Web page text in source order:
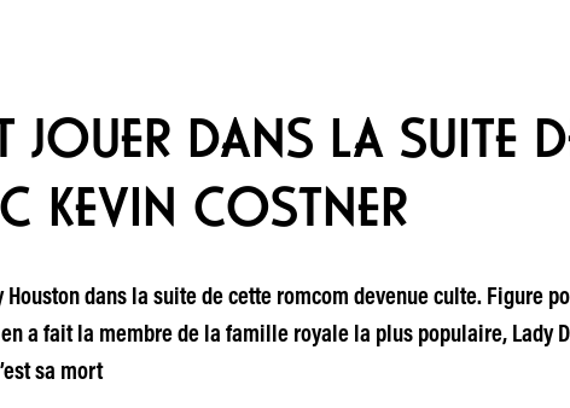
DANS LA SUITE
KEVIN COSTNER
dans la suite de cette romcom devenue culte. Figure
a fait la membre de la famille royale la plus populaire, Lady
sa mort